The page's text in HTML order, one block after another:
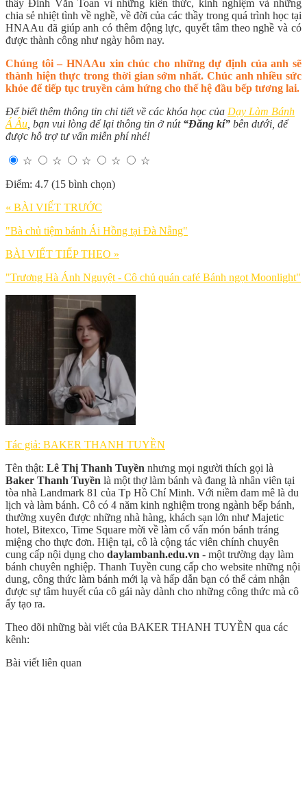
thầy Đinh Văn Toan vì những kiến thức, kinh nghiệm và những
chia sẻ nhiệt tình về nghề, về đời của các thầy trong quá trình học tại
HNAAu đã giúp anh có thêm động lực, quyết tâm theo nghề và có
được thành công như ngày hôm nay.
Chúng tôi – HNAAu xin chúc cho những dự định của anh sẽ
thành hiện thực trong thời gian sớm nhất. Chúc anh nhiều sức
khỏe để tiếp tục truyền cảm hứng cho thế hệ đầu bếp tương lai.
Để biết thêm thông tin chi tiết về các khóa học của Dạy Làm Bánh
Á Âu , bạn vui lòng để lại thông tin ở nút “Đăng kí” bên dưới, để
được hỗ trợ tư vấn miễn phí nhé!
☆ ☆ ☆ ☆
☆
Điểm: 4.7 (15 bình chọn)
« BÀI VIẾT TRƯỚC
"Bà chủ tiệm bánh Ái Hồng tại Đà Nẵng"
BÀI VIẾT TIẾP THEO »
"Trương Hà Ánh Nguyệt - Cô chủ quán café Bánh ngọt Moonlight"
Tác giả: BAKER THANH TUYỀN
Tên thật: Lê Thị Thanh Tuyền nhưng mọi người thích gọi là
Baker Thanh Tuyền là một thợ làm bánh và đang là nhân viên tại
tòa nhà Landmark 81 của Tp Hồ Chí Minh. Với niềm đam mê là du
lịch và làm bánh. Cô có 4 năm kinh nghiệm trong ngành bếp bánh,
thường xuyên được những nhà hàng, khách sạn lớn như Majetic
hotel, Bitexco, Time Square mời về làm cố vấn món bánh tráng
miệng cho thực đơn. Hiện tại, cô là cộng tác viên chính chuyên
cung cấp nội dụng cho daylambanh.edu.vn - một trường dạy làm
bánh chuyên nghiệp. Thanh Tuyền cung cấp cho website những nội
dung, công thức làm bánh mới lạ và hấp dẫn bạn có thể cảm nhận
được sự tâm huyết của cô gái này dành cho những công thức mà cô
ấy tạo ra.
Theo dõi những bài viết của BAKER THANH TUYỀN qua các
kênh:
Bài viết liên quan